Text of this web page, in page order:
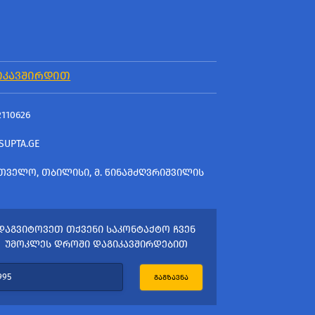
ᲗᲑᲘᲚᲘᲡᲘ, Მ. ᲬᲘᲜᲐᲛᲫᲦᲕᲠᲘᲨᲕᲘᲚᲘᲡ
ᲗᲥᲕᲔᲜᲘ ᲡᲐᲙᲝᲜᲢᲐᲥᲢᲝ ᲩᲕᲔᲜ
ᲣᲛᲝᲙᲚᲔᲡ ᲓᲠᲝᲨᲘ ᲓᲐᲒᲘᲙᲐᲕᲨᲘᲠᲓᲔᲑᲘᲗ
ᲒᲐᲒᲖᲐᲕᲜᲐ